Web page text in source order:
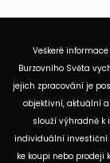
Veškeré
Burzovního Světa
jejich zpracování je
objektivní, aktuální
slouží výhradně
individuální investiční
ke koupi nebo prodeji